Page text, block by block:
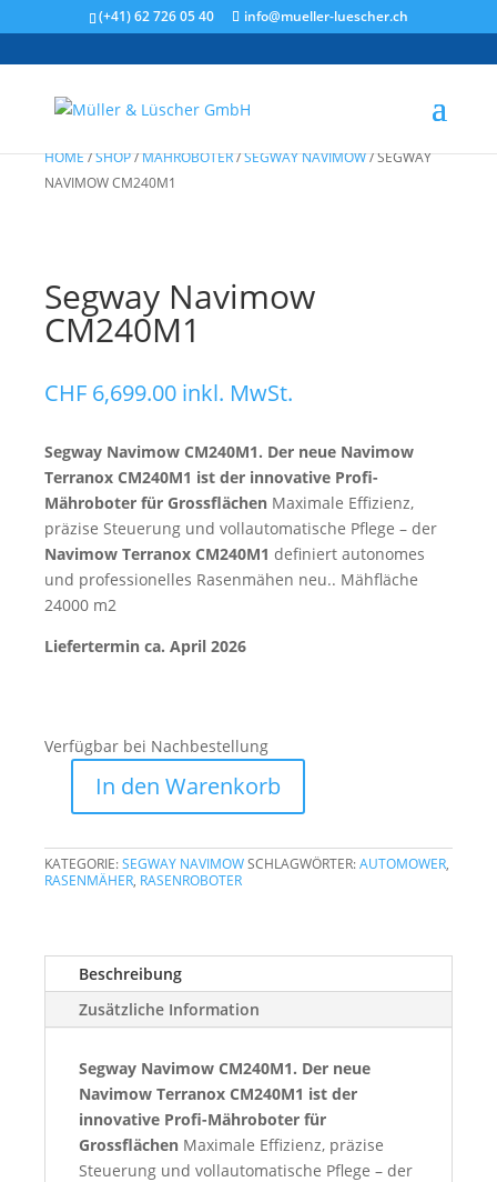
(+41) 62 726 05 40 info@mueller-luescher.ch
HOME/SHOP/MÄHROBOTER/SEGWAY NAVIMOW/SEGWAY
NAVIMOW CM240M1
Segway Navimow
CM240M1
CHF 6,699.00 inkl. MwSt.
Segway Navimow CM240M1. Der neue Navimow
Terranox CM240M1 ist der innovative Profi-
Mähroboter für Grossflächen Maximale Effizienz,
präzise Steuerung und vollautomatische Pflege – der
Navimow Terranox CM240M1 definiert autonomes
und professionelles Rasenmähen neu.. Mähfläche
24000 m2
Liefertermin ca. April 2026
Verfügbar bei Nachbestellung
Segway
CM240M1
Menge
In den Warenkorb
KATEGORIE:SEGWAY NAVIMOWSCHLAGWÖRTER:AUTOMOWER,
RASENMÄHER, RASENROBOTER
Beschreibung
Zusätzliche Information
Segway Navimow CM240M1. Der neue
Navimow Terranox CM240M1 ist der
innovative Profi-Mähroboter für
Grossflächen Maximale Effizienz, präzise
Steuerung und vollautomatische Pflege – der